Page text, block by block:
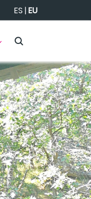
ES |EU